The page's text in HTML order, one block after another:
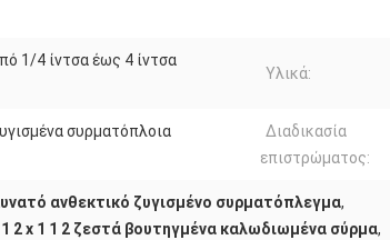
1/4 ίντσα έως 4 ίντσα
Υλικά:
συρματόπλοια
Διαδικασία
επιστρώματος:
ανθεκτικό ζυγισμένο συρματόπλεγμα,
1 2 x 1 1 2 ζεστά βουτηγμένα καλωδιωμένα σύρμα,